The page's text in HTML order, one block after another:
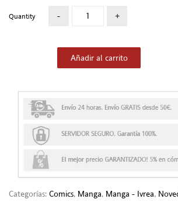
Quantity
Añadir al carrito
Categorías: Comics, Manga, Manga - Ivrea,